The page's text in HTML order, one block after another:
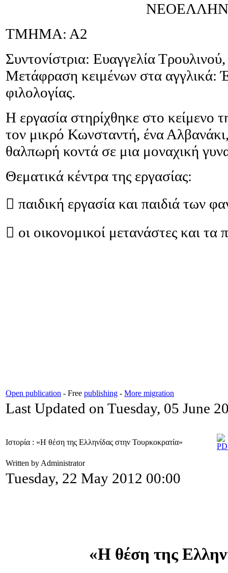
ΤΜΗΜΑ: Α2
Συντονίστρια: Ευαγγελία
Μετάφραση κειμένων στα αγγλικά:
φιλολογίας.
Η εργασία στηρίχθηκε στο
τον μικρό Κωνσταντή, ένα
θαλπωρή κοντά σε μια μοναχική
Θεματικά κέντρα της εργασίας:
 παιδική εργασία και παιδιά των
 οι οικονομικοί μετανάστες και
Open publication - Free publishing - More migration
Last Updated on Tuesday, 05 June
Ιστορία : «Η θέση της Ελληνίδας στην Τουρκοκρατία»
Written by Administrator
Tuesday, 22 May 2012 00:00
«Η θέση της